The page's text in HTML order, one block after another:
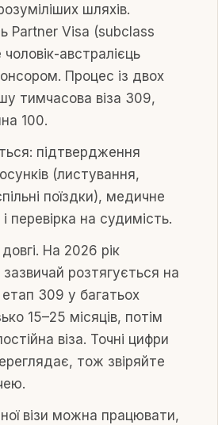
шляхів.
Partner Visa (subclass
австралієць
Процес із двох
тимчасова віза 309,
100.
підтвердження
(листування,
поїздки), медичне
перевірка на судимість.
На 2026 рік
розтягується на
етап 309 у багатьох
15–25 місяців, потім
віза. Точні цифри
тож звіряйте
візи можна працювати,